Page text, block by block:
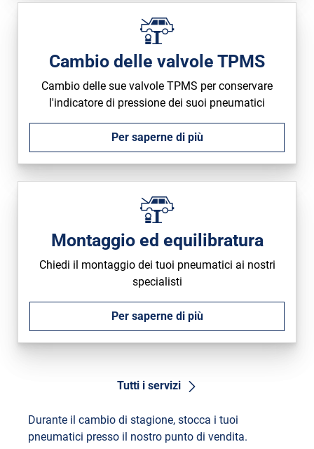
Cambio delle valvole TPMS
Cambio delle sue valvole TPMS per conservare
l'indicatore di pressione dei suoi pneumatici
Per saperne di più
Montaggio ed equilibratura
Chiedi il montaggio dei tuoi pneumatici ai nostri
specialisti
Per saperne di più
Tutti i servizi
Durante il cambio di stagione, stocca i tuoi
pneumatici presso il nostro punto di vendita.